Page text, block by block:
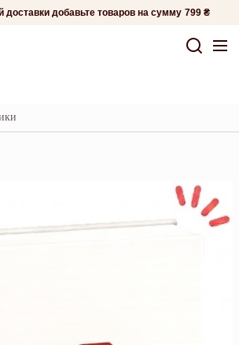
доставки добавьте товаров на сумму 799 ₴